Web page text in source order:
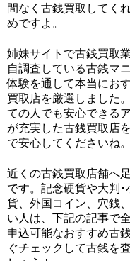
間なく古銭買取してく
めですよ。
姉妹サイトで古銭買取
自調査 している古銭マ
体験を通して本当にお
買取店を厳選しました
ての人でも安心できる
が充実した古銭買取店
で安心してくださいね。
近くの古銭買取店舗へ
です。記念硬貨や大判･
貨、外国コイン、穴銭
い人は、下記の記事で
申込可能なおすすめ古
ぐチェックして古銭を